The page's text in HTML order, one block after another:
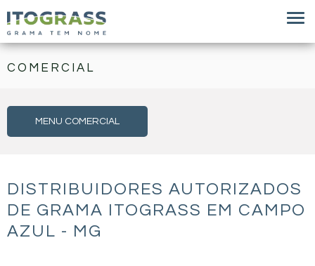
COMERCIAL
MENU COMERCIAL
DISTRIBUIDORES AUTORIZADOS
DE GRAMA ITOGRASS EM CAMPO
AZUL - MG